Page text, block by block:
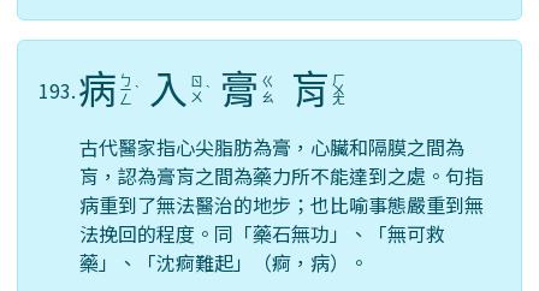
193.病 ㄅ
ㄧ
ㄥ
ˋ 入
ㄖ
ㄨ ˋ 膏 ㄍ
ㄠ
肓 ㄏ
ㄨ
ㄤ
古代醫家指心尖脂肪為膏，心臟和隔膜之間為
肓，認為膏肓之間為藥力所不能達到之處。句指
病重到了無法醫治的地步；也比喻事態嚴重到無
法挽回的程度。同「藥石無功」、「無可救
藥」、「沈痾難起」（痾，病）。